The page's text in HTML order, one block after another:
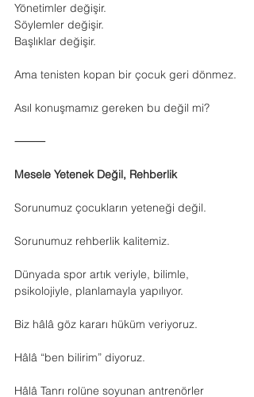
Yönetimler değişir.
Söylemler değişir.
Başlıklar değişir.
Ama tenisten kopan bir çocuk geri dönmez.
Asıl konuşmamız gereken bu değil mi?
⸻
Mesele Yetenek Değil, Rehberlik
Sorunumuz çocukların yeteneği değil.
Sorunumuz rehberlik kalitemiz.
Dünyada spor artık veriyle, bilimle,
psikolojiyle, planlamayla yapılıyor.
Biz hâlâ göz kararı hüküm veriyoruz.
Hâlâ “ben bilirim” diyoruz.
Hâlâ Tanrı rolüne soyunan antrenörler